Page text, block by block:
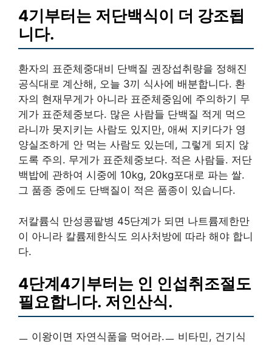
4기부터는 저단백식이 더 강조됩
니다.
환자의 표준체중대비 단백질 권장섭취량을 정해진
공식대로 계산해, 오늘 3끼 식사에 배분합니다. 환
자의 현재무게가 아니라 표준체중임에 주의하기 무
게가 표준체중보다. 많은 사람들 단백질 적게 먹으
라니까 못지키는 사람도 있지만, 애써 지키다가 영
양실조하게 안 먹는 사람도 있는데, 그렇게 되지 않
도록 주의. 무게가 표준체중보다. 적은 사람들. 저단
백밥에 관하여 시중에 10kg, 20kg포대로 파는 쌀.
그 품종 중에도 단백질이 적은 품종이 있습니다.
저칼륨식 만성콩팥병 45단계가 되면 나트륨제한만
이 아니라 칼륨제한식도 의사처방에 따라 해야 합니
다.
4단계4기부터는 인 인섭취조절도
필요합니다. 저인산식.
ㅡ 이왕이면 자연식품을 먹어라.ㅡ 비타민, 건기식